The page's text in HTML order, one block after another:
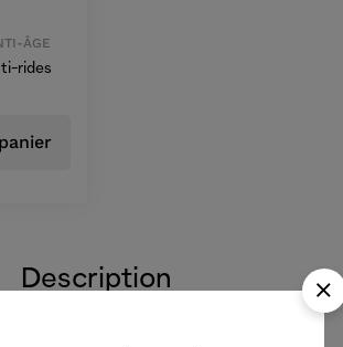
ÂGE
rides
Description